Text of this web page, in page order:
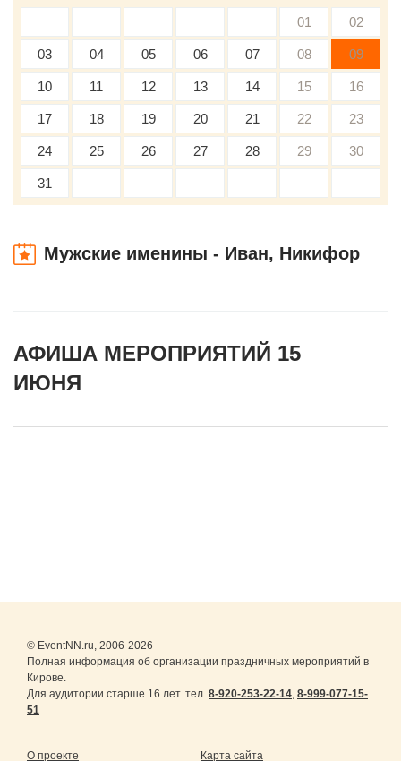
01 02
03 04 05 06 07 08 09
10 11 12 13 14 15 16
17 18 19 20 21 22 23
24 25 26 27 28 29 30
31
Мужские именины - Иван, Никифор
АФИША МЕРОПРИЯТИЙ 15
ИЮНЯ
© EventNN.ru, 2006-2026
Полная информация об организации праздничных мероприятий в
Кирове.
Для аудитории старше 16 лет. тел. 8-920-253-22-14, 8-999-077-15-
51
О проекте Карта сайта